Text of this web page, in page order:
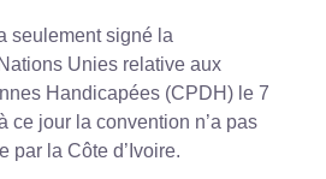
seulement signé la
Unies relative aux
Handicapées (CPDH) le 7
ce jour la convention n’a pas
par la Côte d’Ivoire.